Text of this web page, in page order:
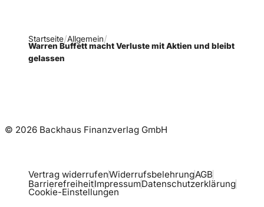
Startseite Allgemein
Warren Buffett macht Verluste mit Aktien und bleibt
gelassen
© 2026 Backhaus Finanzverlag GmbH
Vertrag widerrufenWiderrufsbelehrungAGB
BarrierefreiheitImpressumDatenschutzerklärung
Cookie-Einstellungen